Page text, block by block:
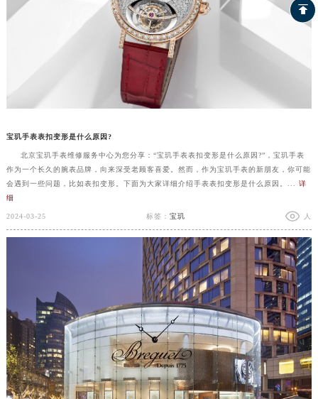
宝玑手表表扣变形是什么原因?
北京宝玑手表维修服务中心为您分享：“宝玑手表表扣变形是什么原因?”，宝玑手表
作为一个长久的腕表品牌，向来深受老顾客喜爱。然而，作为宝玑手表的新朋友，你可能
会遇到一些问题，比如表扣变形。下面为大家详细介绍手表表扣变形是什么原因。... 详
细
2024-03-25 标签： 宝玑 人